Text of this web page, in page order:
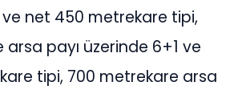
ve net 450 metrekare tipi,
payı üzerinde 6+1 ve
tipi, 700 metrekare arsa